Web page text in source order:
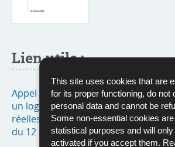
This site uses cookies that are
for its proper functioning, do not
personal data and cannot be
Some non-essential cookies
statistical purposes and will only
activated if you accept them.
Lien utile :
Appel à projets pour des logements
un logement abordable pour plus
réelles perspectives d’avenir pour
du 12 février 2025)